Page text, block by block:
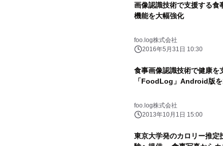
画像認識技術で支援する
機能を大幅強化
foo.log株式会社
2016年5月31日 10:30
食事画像認識技術で健康を
「FoodLog」Android版を
foo.log株式会社
2013年10月1日 15:00
東京大学発のカロリー推定